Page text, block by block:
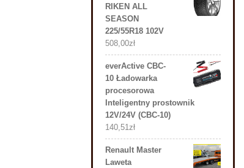
RIKEN ALL
SEASON
225/55R18 102V
508,00zł
everActive CBC-
10 Ładowarka
procesorowa
Inteligentny prostownik
12V/24V (CBC-10)
140,51zł
Renault Master
Laweta